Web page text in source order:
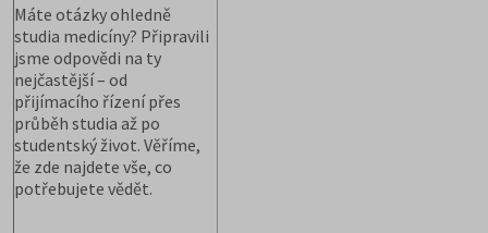
Máte otázky ohledně
studia medicíny? Připravili
jsme odpovědi na ty
nejčastější – od
přijímacího řízení přes
průběh studia až po
studentský život. Věříme,
že zde najdete vše, co
potřebujete vědět.